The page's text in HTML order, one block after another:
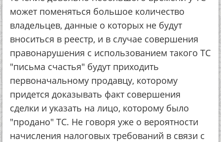
может поменяться большое количество
владельцев, данные о которых не будут
вноситься в реестр, и в случае совершения
правонарушения с использованием такого ТС
"письма счастья" будут приходить
первоначальному продавцу, которому
придется доказывать факт совершения
сделки и указать на лицо, которому было
"продано" ТС. Не говоря уже о вероятности
начисления налоговых требований в связи с